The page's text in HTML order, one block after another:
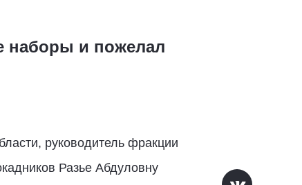
наборы и пожелал
руководитель фракции
Разье Абдуловну